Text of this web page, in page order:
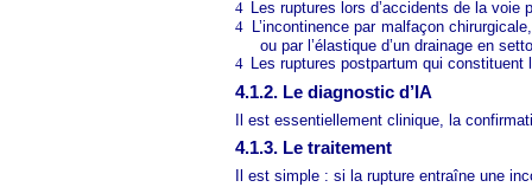
4 Les ruptures lors d’accidents de la
4
L’incontinence par malfaçon
ou par l’élastique d’un drainage en
4 Les ruptures postpartum qui
4.1.2. Le diagnostic d’IA
Il est essentiellement clinique, la
4.1.3. Le traitement
Il est simple : si la rupture entraîne une